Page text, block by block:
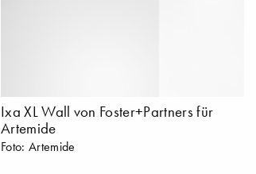
Ixa XL Wall von Foster+Partners für
Artemide
Foto: Artemide